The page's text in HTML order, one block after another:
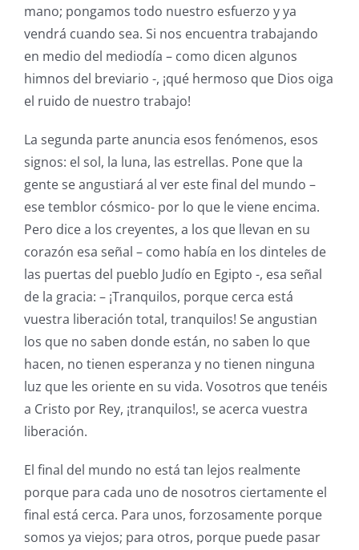
mano; pongamos todo nuestro esfuerzo y ya
vendrá cuando sea. Si nos encuentra trabajando
en medio del mediodía – como dicen algunos
himnos del breviario -, ¡qué hermoso que Dios oiga
el ruido de nuestro trabajo!
La segunda parte anuncia esos fenómenos, esos
signos: el sol, la luna, las estrellas. Pone que la
gente se angustiará al ver este final del mundo –
ese temblor cósmico- por lo que le viene encima.
Pero dice a los creyentes, a los que llevan en su
corazón esa señal – como había en los dinteles de
las puertas del pueblo Judío en Egipto -, esa señal
de la gracia: – ¡Tranquilos, porque cerca está
vuestra liberación total, tranquilos! Se angustian
los que no saben donde están, no saben lo que
hacen, no tienen esperanza y no tienen ninguna
luz que les oriente en su vida. Vosotros que tenéis
a Cristo por Rey, ¡tranquilos!, se acerca vuestra
liberación.
El final del mundo no está tan lejos realmente
porque para cada uno de nosotros ciertamente el
final está cerca. Para unos, forzosamente porque
somos ya viejos; para otros, porque puede pasar